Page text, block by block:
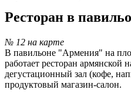
Ресторан в
№ 12 на карте
В павильоне "Армения" на
работает ресторан
дегустационный зал (кофе,
продуктовый магазин-салон.